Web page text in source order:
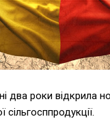
два роки відкрила
сільгосппродукції.